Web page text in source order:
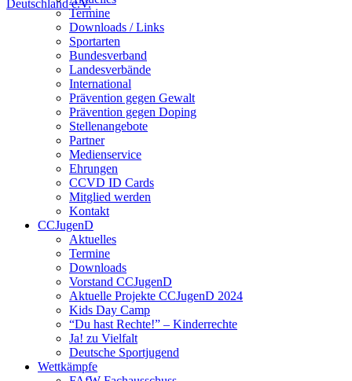
Termine
Downloads / Links
Sportarten
Bundesverband
Landesverbände
International
Prävention gegen Gewalt
Prävention gegen Doping
Stellenangebote
Partner
Medienservice
Ehrungen
CCVD ID Cards
Mitglied werden
Kontakt
CCJugenD
Aktuelles
Termine
Downloads
Vorstand CCJugenD
Aktuelle Projekte CCJugenD 2024
Kids Day Camp
“Du hast Rechte!” – Kinderrechte
Ja! zu Vielfalt
Deutsche Sportjugend
Wettkämpfe